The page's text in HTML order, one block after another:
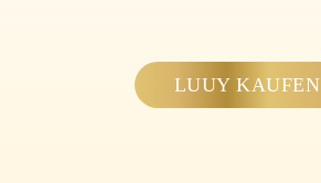
LUUY KAUFEN